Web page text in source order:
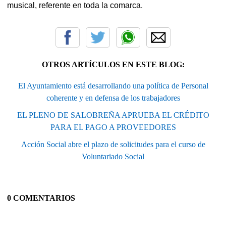
musical, referente en toda la comarca.
OTROS ARTÍCULOS EN ESTE BLOG:
El Ayuntamiento está desarrollando una política de Personal
coherente y en defensa de los trabajadores
EL PLENO DE SALOBREÑA APRUEBA EL CRÉDITO
PARA EL PAGO A PROVEEDORES
Acción Social abre el plazo de solicitudes para el curso de
Voluntariado Social
0 COMENTARIOS